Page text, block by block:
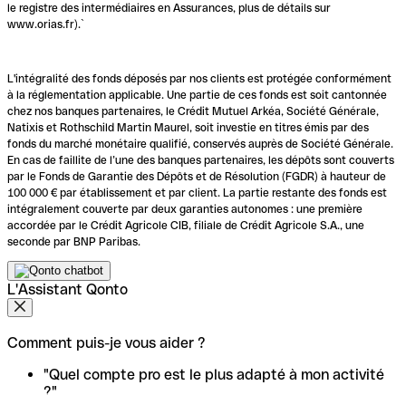
le registre des intermédiaires en Assurances, plus de détails sur
www.orias.fr).`
L'intégralité des fonds déposés par nos clients est protégée conformément
à la réglementation applicable. Une partie de ces fonds est soit cantonnée
chez nos banques partenaires, le Crédit Mutuel Arkéa, Société Générale,
Natixis et Rothschild Martin Maurel, soit investie en titres émis par des
fonds du marché monétaire qualifié, conservés auprès de Société Générale.
En cas de faillite de l’une des banques partenaires, les dépôts sont couverts
par le Fonds de Garantie des Dépôts et de Résolution (FGDR) à hauteur de
100 000 € par établissement et par client. La partie restante des fonds est
intégralement couverte par deux garanties autonomes : une première
accordée par le Crédit Agricole CIB, filiale de Crédit Agricole S.A., une
seconde par BNP Paribas.
L'Assistant Qonto
Comment puis-je vous aider ?
"Quel compte pro est le plus adapté à mon activité